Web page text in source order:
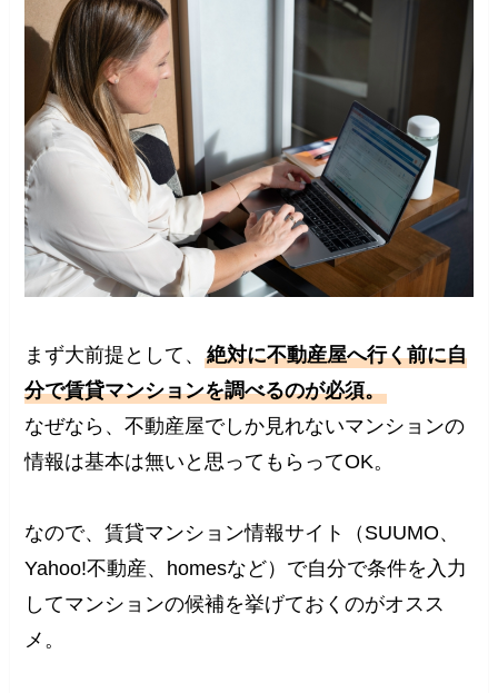
まず大前提として、絶対に不動産屋へ行く前に自
分で賃貸マンションを調べるのが必須。
なぜなら、不動産屋でしか見れないマンションの
情報は基本は無いと思ってもらってOK。
なので、賃貸マンション情報サイト（SUUMO、
Yahoo!不動産、homesなど）で自分で条件を入力
してマンションの候補を挙げておくのがオスス
メ。